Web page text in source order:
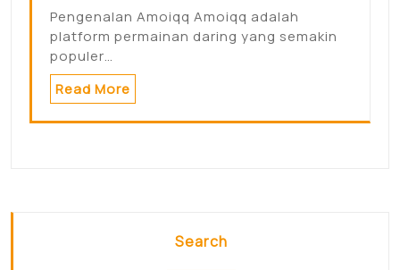
Pengenalan Amoiqq Amoiqq adalah
platform permainan daring yang semakin
populer…
Read More
Search